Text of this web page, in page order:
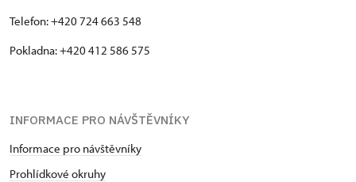
Telefon: +420 724 663 548
Pokladna: +420 412 586 575
INFORMACE PRO NÁVŠTĚVNÍKY
Informace pro návštěvníky
Prohlídkové okruhy